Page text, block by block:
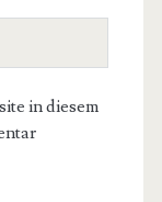
in diesem